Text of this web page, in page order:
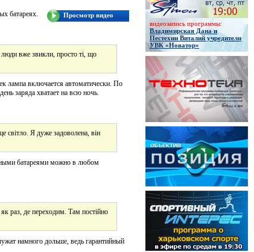
Просмотр видео
батареях.
вже звикли, просто ті, що
лампа включается автоматически. По
заряда хватает на всю ночь.
світло. Я дуже задоволена, він
батареями можно в любом
раз, де переходим. Там постійно
намного дольше, ведь гарантийный
видеозапись программы:
Владимирская Дана и
Пестехин Виталий учредители
УВК «Новатор»